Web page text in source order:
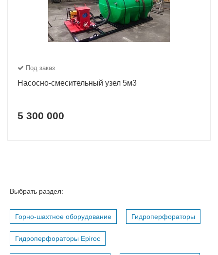
Под заказ
Насосно-смесительный узел 5м3
5 300 000
Выбрать раздел:
Горно-шахтное оборудование Гидроперфораторы
Гидроперфораторы Epiroc